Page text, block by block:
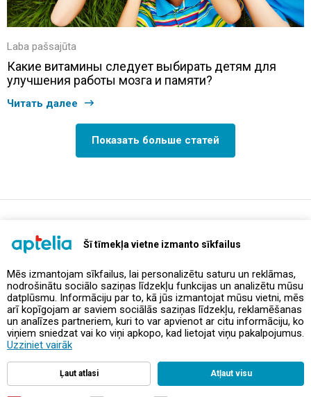
Šī tīmekļa vietne izmanto sīkfailus
Mēs izmantojam sīkfailus, lai personalizētu saturu un reklāmas,
nodrošinātu sociālo saziņas līdzekļu funkcijas un analizētu mūsu
datplūsmu. Informāciju par to, kā jūs izmantojat mūsu vietni, mēs
arī kopīgojam ar saviem sociālās saziņas līdzekļu, reklamēšanas
un analīzes partneriem, kuri to var apvienot ar citu informāciju, ko
viņiem sniedzat vai ko viņi apkopo, kad lietojat viņu pakalpojumus.
Uzziniet vairāk
Ļaut atlasi Atļaut visu
Laba pašsajūta
Какие витамины следует выбирать детям для
улучшения работы мозга и памяти?
Читать далее
Показать больше статей
Предложения и акции
Контакты